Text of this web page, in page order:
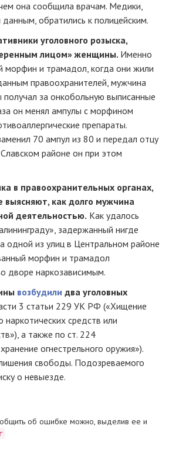
она сообщила врачам. Медики,
обратились к полицейским.
уголовного розыска,
лицом» женщины. Именно
морфин и трамадол, когда они жили
правоохранителей, мужчина
за онкобольную выписанные
он менял ампулы с морфином
препараты.
70 ампул из 80 и передал отцу
районе он при этом
в правоохранительных органах,
выясняют, как долго мужчина
деятельностью. Как удалось
задержанный нигде
одной из улиц в Центральном районе
морфин и трамадол
дворе наркозависимым.
возбудили два уголовных
3 статьи 229 УК РФ («Хищение
наркотических средств или
а также по ст. 224
огнестрельного оружия»).
свободы. Подозреваемого
о невыезде.
об ошибке можно, выделив ее и